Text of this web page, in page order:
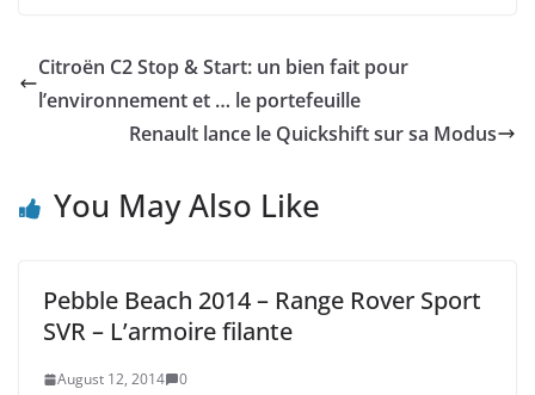
Citroën C2 Stop & Start: un bien fait pour
l’environnement et … le portefeuille
Renault lance le Quickshift sur sa Modus
You May Also Like
Pebble Beach 2014 – Range Rover Sport
SVR – L’armoire filante
August 12, 2014 0